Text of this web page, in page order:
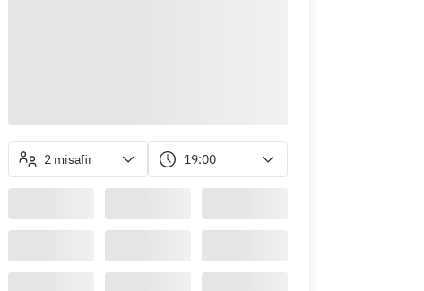
2 misafir 19:00